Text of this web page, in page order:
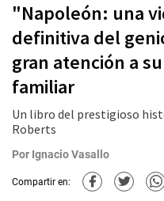
"Napoleón: una
definitiva del
gran atención a
familiar
Un libro del prestigioso
Roberts
Por Ignacio Vasallo
Compartir en: